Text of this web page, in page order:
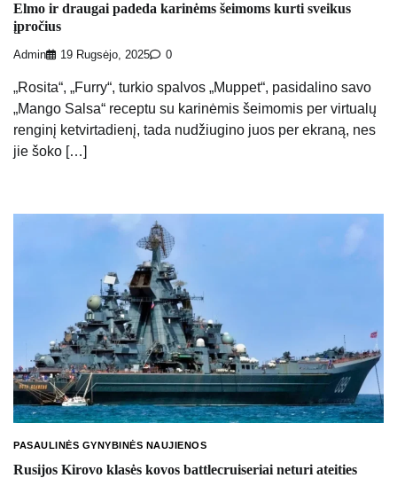
Elmo ir draugai padeda karinėms šeimoms kurti sveikus
įpročius
Admin 19 Rugsėjo, 2025 0
„Rosita“, „Furry“, turkio spalvos „Muppet“, pasidalino savo
„Mango Salsa“ receptu su karinėmis šeimomis per virtualų
renginį ketvirtadienį, tada nudžiugino juos per ekraną, nes
jie šoko […]
PASAULINĖS GYNYBINĖS NAUJIENOS
Rusijos Kirovo klasės kovos battlecruiseriai neturi ateities